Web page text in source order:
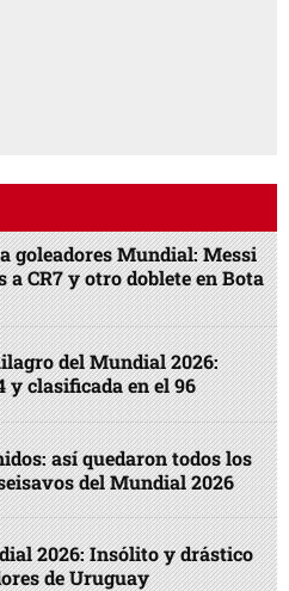
goleadores Mundial: Messi
a CR7 y otro doblete en Bota
del Mundial 2026:
y clasificada en el 96
así quedaron todos los
del Mundial 2026
2026: Insólito y drástico
de Uruguay